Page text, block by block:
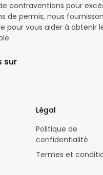
contraventions pour
de permis, nous
pour vous aider à obtenir
sur
Légal
Politique de
confidentialité
Termes et